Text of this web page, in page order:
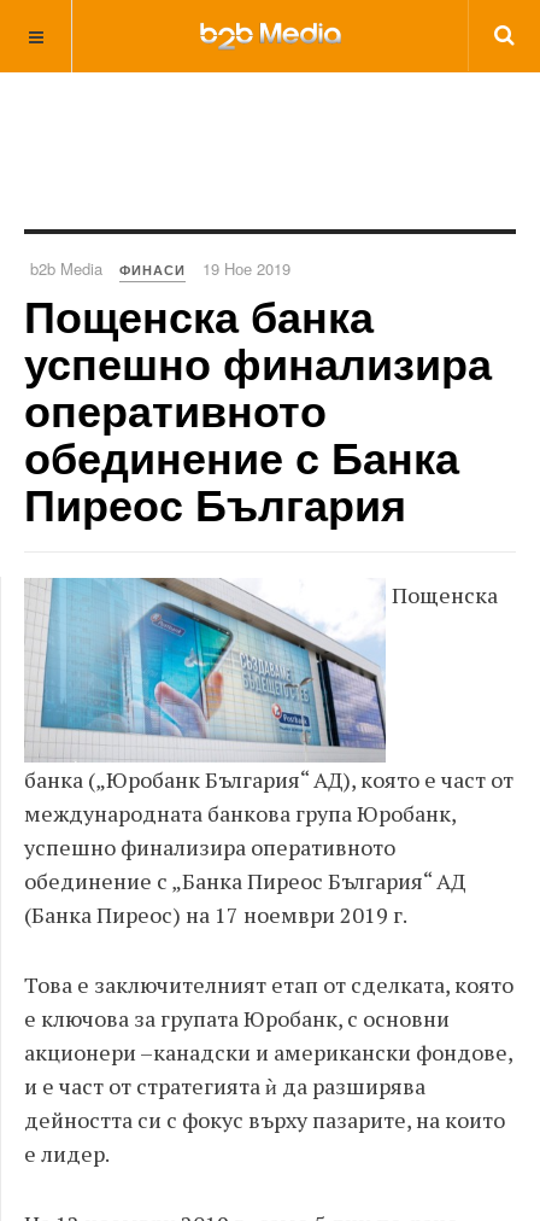
b2b Media ФИНАСИ 19 Ное 2019
Пощенска банка
успешно финализира
оперативното
обединение с Банка
Пиреос България
Пощенска
банка („Юробанк България“ АД), която е част от
международната банкова група Юробанк,
успешно финализира оперативното
обединение с „Банка Пиреос България“ АД
(Банка Пиреос) на 17 ноември 2019 г.
Това е заключителният етап от сделката, която
е ключова за групата Юробанк, с основни
акционери –канадски и американски фондове,
и е част от стратегията ѝ да разширява
дейността си с фокус върху пазарите, на които
е лидер.